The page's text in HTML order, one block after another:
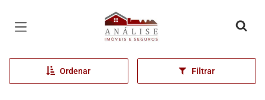
Página inicial
Ordenar Filtrar